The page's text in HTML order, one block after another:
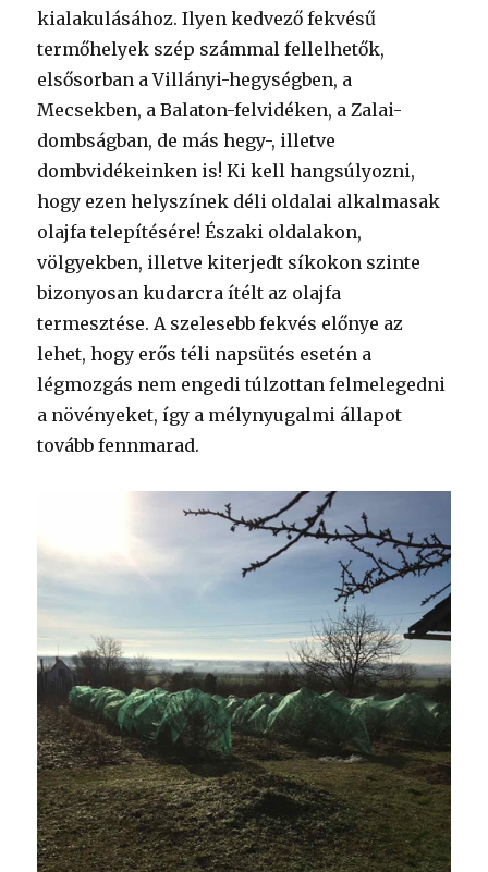
kialakulásához. Ilyen kedvező fekvésű
termőhelyek szép számmal fellelhetők,
elsősorban a Villányi-hegységben, a
Mecsekben, a Balaton-felvidéken, a Zalai-
dombságban, de más hegy-, illetve
dombvidékeinken is! Ki kell hangsúlyozni,
hogy ezen helyszínek déli oldalai alkalmasak
olajfa telepítésére! Északi oldalakon,
völgyekben, illetve kiterjedt síkokon szinte
bizonyosan kudarcra ítélt az olajfa
termesztése. A szelesebb fekvés előnye az
lehet, hogy erős téli napsütés esetén a
légmozgás nem engedi túlzottan felmelegedni
a növényeket, így a mélynyugalmi állapot
tovább fennmarad.